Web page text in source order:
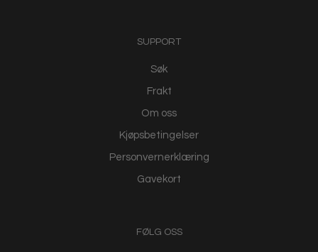
SUPPORT
Søk
Frakt
Om oss
Kjøpsbetingelser
Personvernerklæring
Gavekort
FØLG OSS